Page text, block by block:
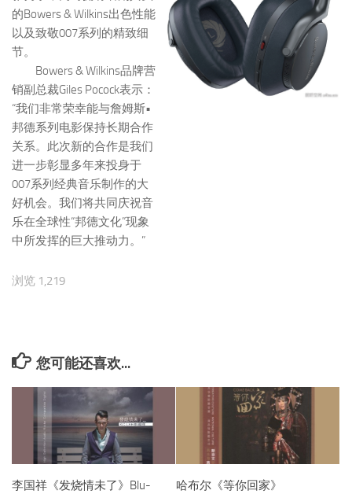
的Bowers & Wilkins出色性能
以及致敬007系列的精致细
节。
Bowers & Wilkins品牌营
销副总裁Giles Pocock表示：
“我们非常荣幸能与詹姆斯•
邦德系列电影保持长期合作
关系。此次新的合作是我们
进一步彰显多年来投身于
007系列经典音乐制作的大
好机会。我们将共同庆祝音
乐在全球性“邦德文化”现象
中所发挥的巨大推动力。”
浏览 1,219
您可能还喜欢...
李国祥《发烧情未了》Blu-
哈布尔《等你回家》